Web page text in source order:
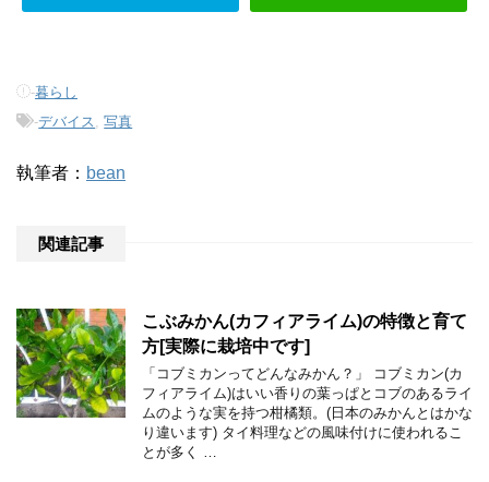
-暮らし
-デバイス ,写真
執筆者： bean
関連記事
こぶみかん(カフィアライム)の特徴と育て
方[実際に栽培中です]
「コブミカンってどんなみかん？」 コブミカン(カ
フィアライム)はいい香りの葉っぱとコブのあるライ
ムのような実を持つ柑橘類。(日本のみかんとはかな
り違います) タイ料理などの風味付けに使われるこ
とが多く …